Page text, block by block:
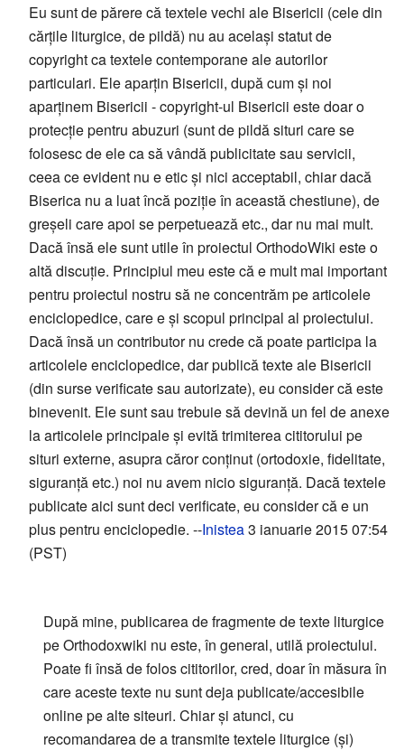
Eu sunt de părere că textele vechi ale Bisericii (cele din
cărțile liturgice, de pildă) nu au același statut de
copyright ca textele contemporane ale autorilor
particulari. Ele aparțin Bisericii, după cum și noi
aparținem Bisericii - copyright-ul Bisericii este doar o
protecție pentru abuzuri (sunt de pildă situri care se
folosesc de ele ca să vândă publicitate sau servicii,
ceea ce evident nu e etic și nici acceptabil, chiar dacă
Biserica nu a luat încă poziție în această chestiune), de
greșeli care apoi se perpetuează etc., dar nu mai mult.
Dacă însă ele sunt utile în proiectul OrthodoWiki este o
altă discuție. Principiul meu este că e mult mai important
pentru proiectul nostru să ne concentrăm pe articolele
enciclopedice, care e și scopul principal al proiectului.
Dacă însă un contributor nu crede că poate participa la
articolele enciclopedice, dar publică texte ale Bisericii
(din surse verificate sau autorizate), eu consider că este
binevenit. Ele sunt sau trebuie să devină un fel de anexe
la articolele principale și evită trimiterea cititorului pe
situri externe, asupra căror conținut (ortodoxie, fidelitate,
siguranță etc.) noi nu avem nicio siguranță. Dacă textele
publicate aici sunt deci verificate, eu consider că e un
plus pentru enciclopedie. --Inistea3 ianuarie 2015 07:54
(PST)
După mine, publicarea de fragmente de texte liturgice
pe Orthodoxwiki nu este, în general, utilă proiectului.
Poate fi însă de folos cititorilor, cred, doar în măsura în
care aceste texte nu sunt deja publicate/accesibile
online pe alte siteuri. Chiar și atunci, cu
recomandarea de a transmite textele liturgice (și)